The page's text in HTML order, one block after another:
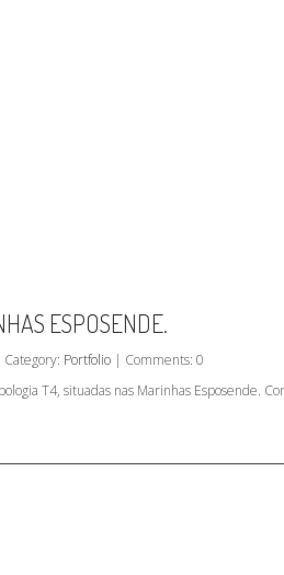
ESPOSENDE.
Portfolio | Comments: 0
T4, situadas nas Marinhas Esposende.